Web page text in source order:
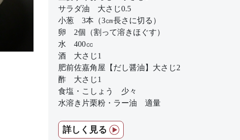
サラダ油 大さじ0.5
小葱 3本（3㎝長さに切る）
卵 2個（割って溶きほぐす）
水 400㏄
酒 大さじ1
肥前佐嘉角屋【だし醤油】大さじ2
酢 大さじ1
食塩・こしょう 少々
水溶き片栗粉・ラー油 適量
詳しく見る